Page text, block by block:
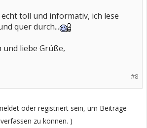
echt toll und informativ, ich lese
quer durch...
und liebe Grüße,
#8
oder registriert sein, um Beiträge
verfassen zu können. )